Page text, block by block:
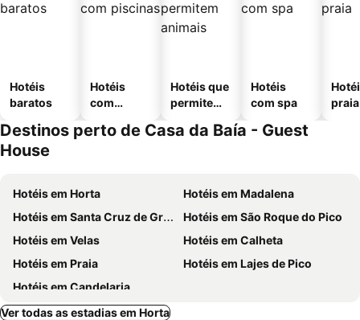
Hotéis
baratos
Hotéis
com
Hotéis que
permitem
Hotéis
com spa
praia
Destinos perto de Casa da Baía - Guest
House
Hotéis em Horta
Hotéis em Madalena
Hotéis em Santa Cruz de Graciosa
Hotéis em São Roque do Pico
Hotéis em Velas
Hotéis em Calheta
Hotéis em Praia
Hotéis em Lajes de Pico
Hotéis em Candelaria
Ver todas as estadias em Horta